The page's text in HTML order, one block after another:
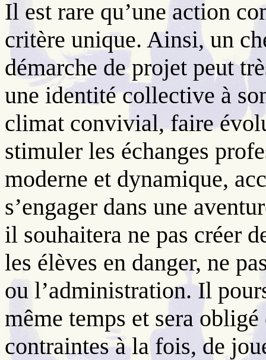
Il est rare qu’une action
critère unique. Ainsi, un
démarche de projet peut
une identité collective à
climat convivial, faire
stimuler les échanges
moderne et dynamique,
s’engager dans une
il souhaitera ne pas créer
les élèves en danger, ne
ou l’administration. Il
même temps et sera
contraintes à la fois, de